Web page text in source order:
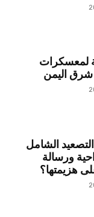
لمعسكرات
اليمن
الشامل
ورسالة
هزيمتها؟